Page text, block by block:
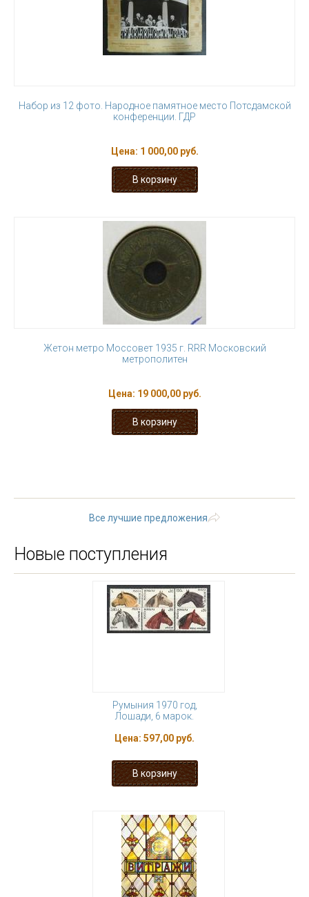
Набор из 12 фото. Народное памятное место Потсдамской
конференции. ГДР
Цена: 1 000,00 руб.
Жетон метро Моссовет 1935 г. RRR Московский
метрополитен
Цена: 19 000,00 руб.
Все лучшие предложения
Новые поступления
Румыния 1970 год,
Лошади, 6 марок.
Цена: 597,00 руб.